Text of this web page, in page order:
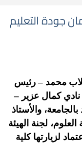
جودة التعليم
محمد – رئيس
نادي كمال عزير –
والأستاذ
لجنة الهيئة
لزيارتها كلية